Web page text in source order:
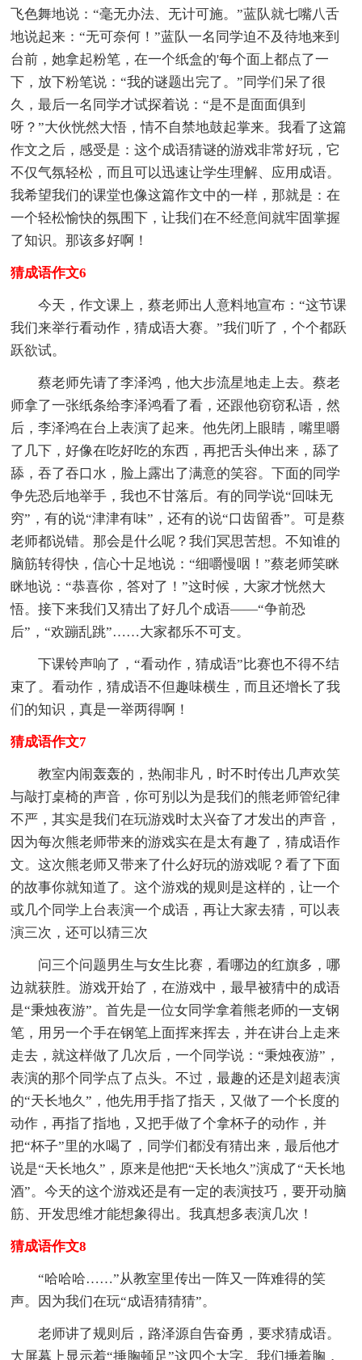
飞色舞地说：“毫无办法、无计可施。”蓝队就七嘴八舌
地说起来：“无可奈何！”蓝队一名同学迫不及待地来到
台前，她拿起粉笔，在一个纸盒的'每个面上都点了一
下，放下粉笔说：“我的谜题出完了。”同学们呆了很
久，最后一名同学才试探着说：“是不是面面俱到
呀？”大伙恍然大悟，情不自禁地鼓起掌来。我看了这篇
作文之后，感受是：这个成语猜谜的游戏非常好玩，它
不仅气氛轻松，而且可以迅速让学生理解、应用成语。
我希望我们的课堂也像这篇作文中的一样，那就是：在
一个轻松愉快的氛围下，让我们在不经意间就牢固掌握
了知识。那该多好啊！
猜成语作文6
今天，作文课上，蔡老师出人意料地宣布：“这节课
我们来举行看动作，猜成语大赛。”我们听了，个个都跃
跃欲试。
蔡老师先请了李泽鸿，他大步流星地走上去。蔡老
师拿了一张纸条给李泽鸿看了看，还跟他窃窃私语，然
后，李泽鸿在台上表演了起来。他先闭上眼睛，嘴里嚼
了几下，好像在吃好吃的东西，再把舌头伸出来，舔了
舔，吞了吞口水，脸上露出了满意的笑容。下面的同学
争先恐后地举手，我也不甘落后。有的同学说“回味无
穷”，有的说“津津有味”，还有的说“口齿留香”。可是蔡
老师都说错。那会是什么呢？我们冥思苦想。不知谁的
脑筋转得快，信心十足地说：“细嚼慢咽！”蔡老师笑眯
眯地说：“恭喜你，答对了！”这时候，大家才恍然大
悟。接下来我们又猜出了好几个成语——“争前恐
后”，“欢蹦乱跳”……大家都乐不可支。
下课铃声响了，“看动作，猜成语”比赛也不得不结
束了。看动作，猜成语不但趣味横生，而且还增长了我
们的知识，真是一举两得啊！
猜成语作文7
教室内闹轰轰的，热闹非凡，时不时传出几声欢笑
与敲打桌椅的声音，你可别以为是我们的熊老师管纪律
不严，其实是我们在玩游戏时太兴奋了才发出的声音，
因为每次熊老师带来的游戏实在是太有趣了，猜成语作
文。这次熊老师又带来了什么好玩的游戏呢？看了下面
的故事你就知道了。这个游戏的规则是这样的，让一个
或几个同学上台表演一个成语，再让大家去猜，可以表
演三次，还可以猜三次
问三个问题男生与女生比赛，看哪边的红旗多，哪
边就获胜。游戏开始了，在游戏中，最早被猜中的成语
是“秉烛夜游”。首先是一位女同学拿着熊老师的一支钢
笔，用另一个手在钢笔上面挥来挥去，并在讲台上走来
走去，就这样做了几次后，一个同学说：“秉烛夜游”，
表演的那个同学点了点头。不过，最趣的还是刘超表演
的“天长地久”，他先用手指了指天，又做了一个长度的
动作，再指了指地，又把手做了个拿杯子的动作，并
把“杯子”里的水喝了，同学们都没有猜出来，最后他才
说是“天长地久”，原来是他把“天长地久”演成了“天长地
酒”。今天的这个游戏还是有一定的表演技巧，要开动脑
筋、开发思维才能想象得出。我真想多表演几次！
猜成语作文8
“哈哈哈……”从教室里传出一阵又一阵难得的笑
声。因为我们在玩“成语猜猜猜”。
老师讲了规则后，路泽源自告奋勇，要求猜成语。
大屏幕上显示着“捶胸顿足”这四个大字。我们捶着胸，